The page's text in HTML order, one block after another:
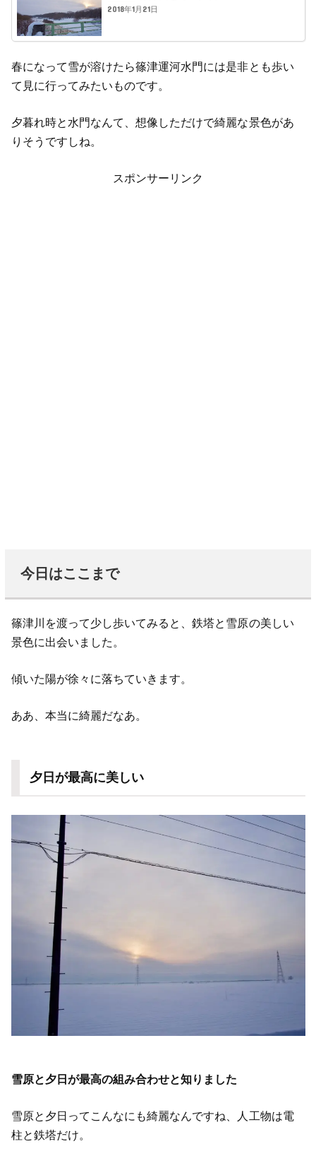
2018年1月21日
春になって雪が溶けたら篠津運河水門には是非とも歩い
て見に行ってみたいものです。
夕暮れ時と水門なんて、想像しただけで綺麗な景色があ
りそうですしね。
スポンサーリンク
今日はここまで
篠津川を渡って少し歩いてみると、鉄塔と雪原の美しい
景色に出会いました。
傾いた陽が徐々に落ちていきます。
ああ、本当に綺麗だなあ。
夕日が最高に美しい
雪原と夕日が最高の組み合わせと知りました
雪原と夕日ってこんなにも綺麗なんですね、人工物は電
柱と鉄塔だけ。